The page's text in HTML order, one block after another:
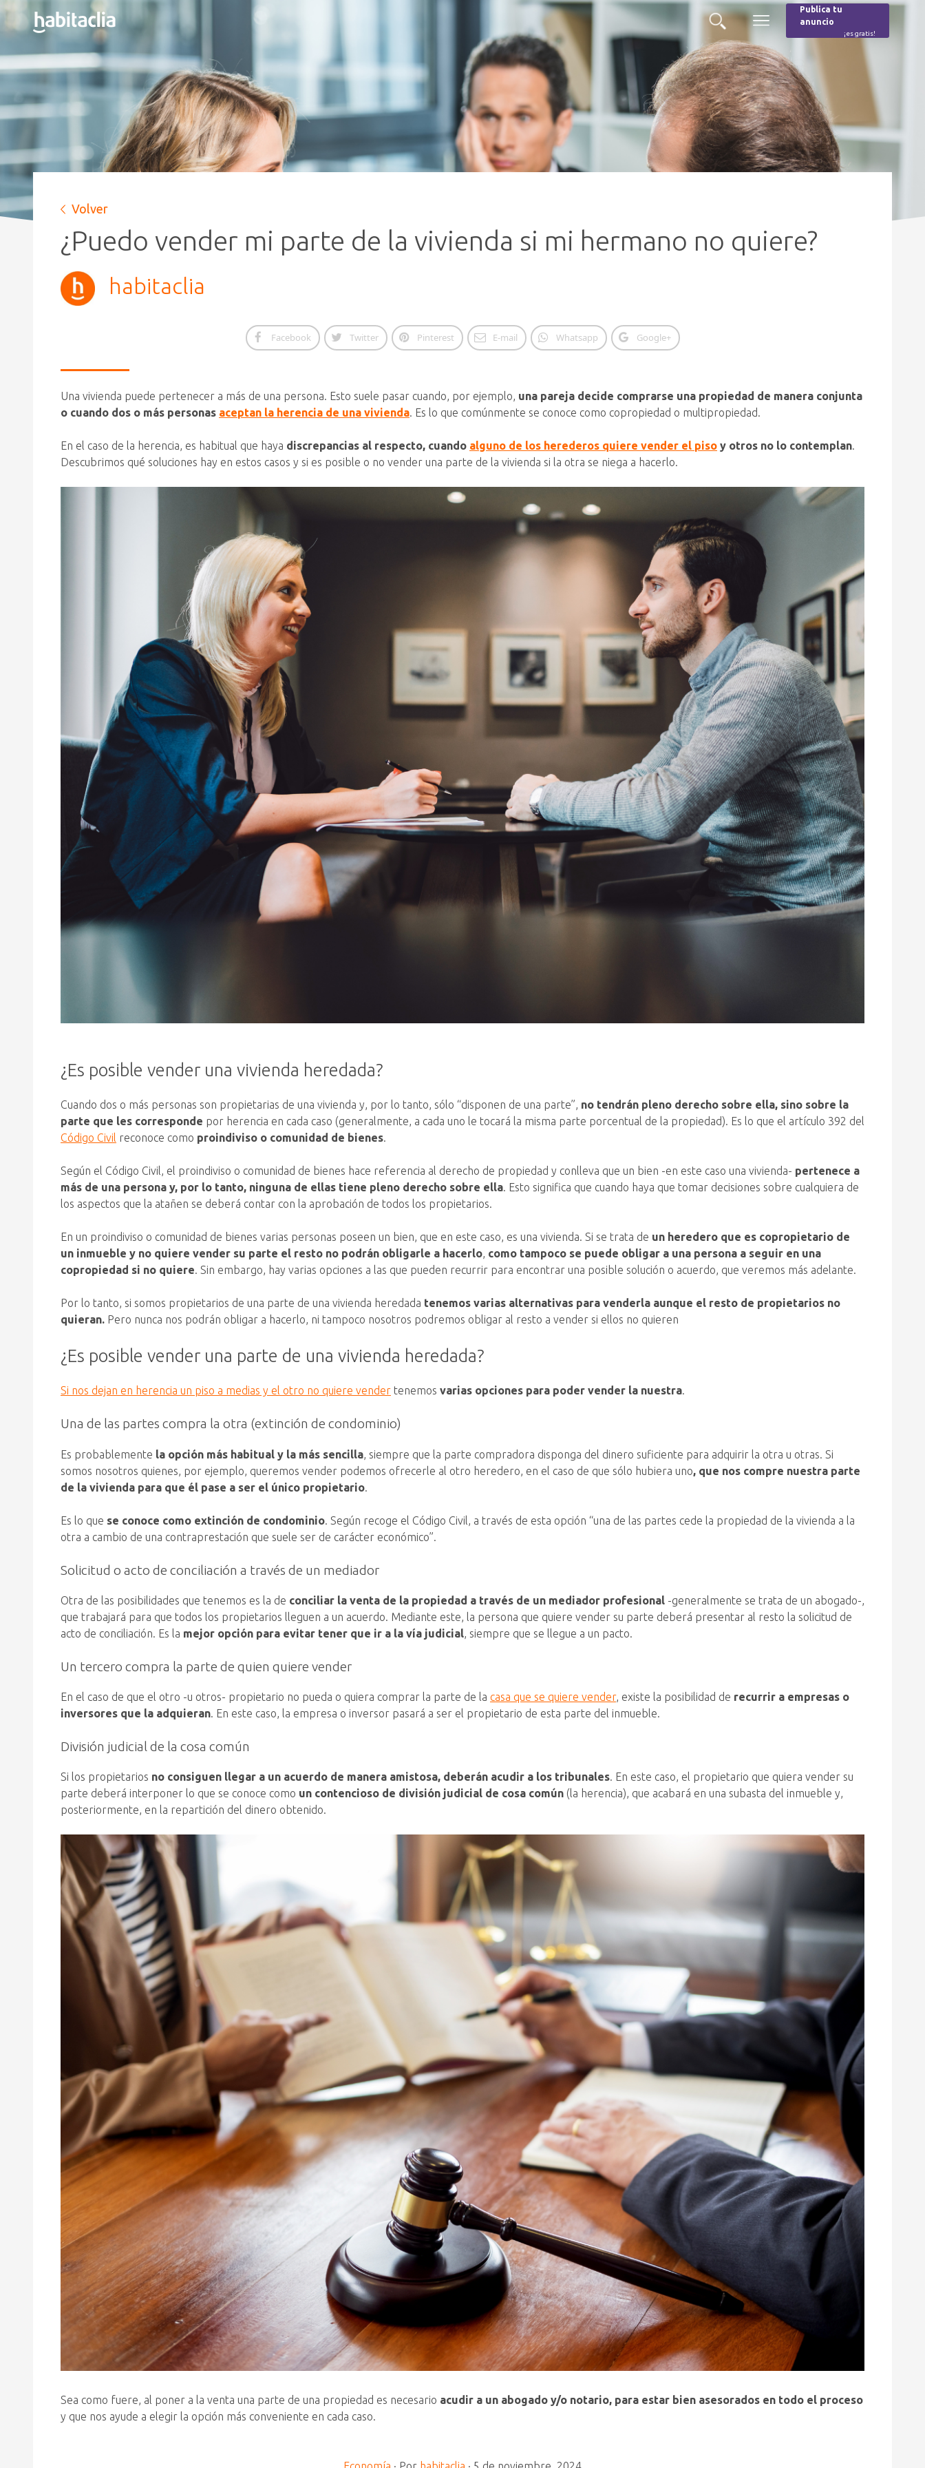
Buscar
Menú
Burger
Publica tu
anuncio
¡es gratis!
Volver
¿Puedo vender mi parte de la vivienda si mi hermano no quiere?
habitaclia
Facebook Twitter Pinterest E-mail Whatsapp Google+
Una vivienda puede pertenecer a más de una persona. Esto suele pasar cuando, por ejemplo, una pareja decide comprarse una propiedad de manera conjunta
o cuando dos o más personas aceptan la herencia de una vivienda. Es lo que comúnmente se conoce como copropiedad o multipropiedad.
En el caso de la herencia, es habitual que haya discrepancias al respecto, cuando alguno de los herederos quiere vender el piso y otros no lo contemplan.
Descubrimos qué soluciones hay en estos casos y si es posible o no vender una parte de la vivienda si la otra se niega a hacerlo.
¿Es posible vender una vivienda heredada?
Cuando dos o más personas son propietarias de una vivienda y, por lo tanto, sólo “disponen de una parte”, no tendrán pleno derecho sobre ella, sino sobre la
parte que les corresponde por herencia en cada caso (generalmente, a cada uno le tocará la misma parte porcentual de la propiedad). Es lo que el artículo 392 del
Código Civil reconoce como proindiviso o comunidad de bienes.
Según el Código Civil, el proindiviso o comunidad de bienes hace referencia al derecho de propiedad y conlleva que un bien -en este caso una vivienda- pertenece a
más de una persona y, por lo tanto, ninguna de ellas tiene pleno derecho sobre ella. Esto significa que cuando haya que tomar decisiones sobre cualquiera de
los aspectos que la atañen se deberá contar con la aprobación de todos los propietarios.
En un proindiviso o comunidad de bienes varias personas poseen un bien, que en este caso, es una vivienda. Si se trata de un heredero que es copropietario de
un inmueble y no quiere vender su parte el resto no podrán obligarle a hacerlo, como tampoco se puede obligar a una persona a seguir en una
copropiedad si no quiere. Sin embargo, hay varias opciones a las que pueden recurrir para encontrar una posible solución o acuerdo, que veremos más adelante.
Por lo tanto, si somos propietarios de una parte de una vivienda heredada tenemos varias alternativas para venderla aunque el resto de propietarios no
quieran. Pero nunca nos podrán obligar a hacerlo, ni tampoco nosotros podremos obligar al resto a vender si ellos no quieren
¿Es posible vender una parte de una vivienda heredada?
Si nos dejan en herencia un piso a medias y el otro no quiere vender tenemos varias opciones para poder vender la nuestra.
Una de las partes compra la otra (extinción de condominio)
Es probablemente la opción más habitual y la más sencilla , siempre que la parte compradora disponga del dinero suficiente para adquirir la otra u otras. Si
somos nosotros quienes, por ejemplo, queremos vender podemos ofrecerle al otro heredero, en el caso de que sólo hubiera uno, que nos compre nuestra parte
de la vivienda para que él pase a ser el único propietario
Es lo que se conoce como extinción de condominio . Según recoge el Código Civil, a través de esta opción “una de las partes cede la propiedad de la vivienda a la
otra a cambio de una contraprestación que suele ser de carácter económico”.
Solicitud o acto de conciliación a través de un mediador
Otra de las posibilidades que tenemos es la de conciliar la venta de la propiedad a través de un mediador profesional -generalmente se trata de un abogado-,
que trabajará para que todos los propietarios lleguen a un acuerdo. Mediante este, la persona que quiere vender su parte deberá presentar al resto la solicitud de
acto de conciliación. Es la mejor opción para evitar tener que ir a la vía judicial, siempre que se llegue a un pacto.
Un tercero compra la parte de quien quiere vender
En el caso de que el otro -u otros- propietario no pueda o quiera comprar la parte de la casa que se quiere vender, existe la posibilidad de recurrir a empresas o
inversores que la adquieran. En este caso, la empresa o inversor pasará a ser el propietario de esta parte del inmueble.
División judicial de la cosa común
Si los propietarios no consiguen llegar a un acuerdo de manera amistosa, deberán acudir a los tribunales. En este caso, el propietario que quiera vender su
parte deberá interponer lo que se conoce como un contencioso de división judicial de cosa común (la herencia), que acabará en una subasta del inmueble y,
posteriormente, en la repartición del dinero obtenido.
Sea como fuere, al poner a la venta una parte de una propiedad es necesario acudir a un abogado y/o notario, para estar bien asesorados en todo el proceso
y que nos ayude a elegir la opción más conveniente en cada caso.